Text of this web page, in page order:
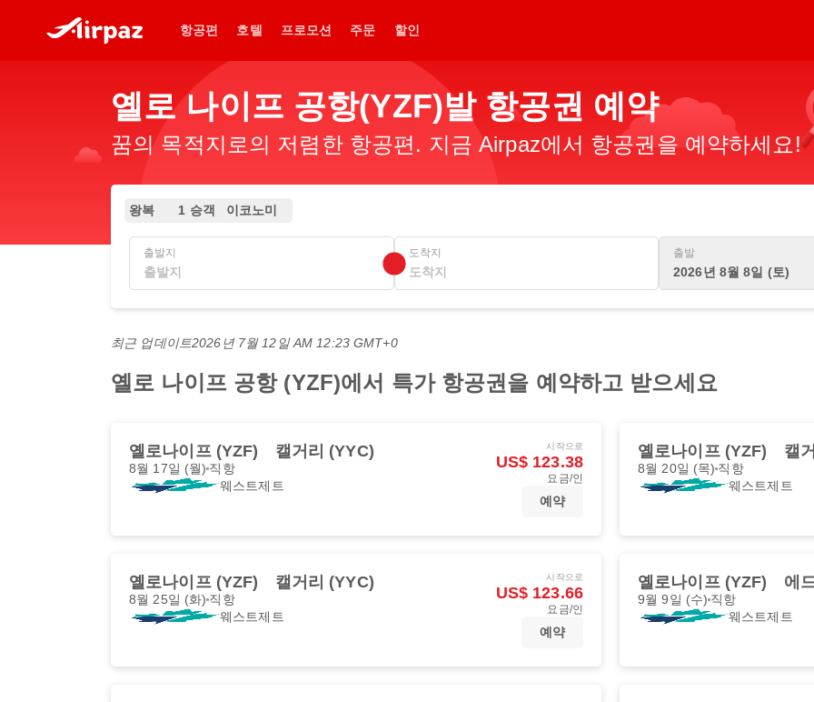
항공편 호텔 프로모션 주문 할인
옐로 나이프 공항(YZF)발 항공권 예약
꿈의 목적지로의 저렴한 항공편. 지금 Airpaz에서 항공권을 예약하세요!
왕복 1 승객 이코노미
출발지 도착지 출발
2026년 8월 8일 (토)
최근 업데이트2026년 7월 12일 AM 12:23 GMT+0
옐로 나이프 공항 (YZF)에서 특가 항공권을 예약하고 받으세요
옐로나이프 (YZF) 캘거리 (YYC)
8월 17일 (월) 직항
웨스트제트
시작으로
US$ 123.38
요금/인
예약
옐로나이프 (YZF) 캘
8월 20일 (목) 직항
웨스트제트
옐로나이프 (YZF) 캘거리 (YYC)
8월 25일 (화) 직항
웨스트제트
시작으로
US$ 123.66
요금/인
예약
옐로나이프 (YZF) 에
9월 9일 (수) 직항
웨스트제트